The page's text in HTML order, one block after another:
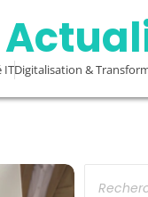
ITDigitalisation &